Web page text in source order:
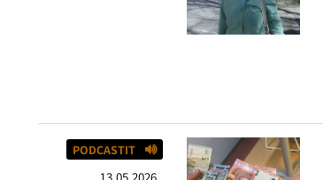
PODCASTIT
13.05.2026